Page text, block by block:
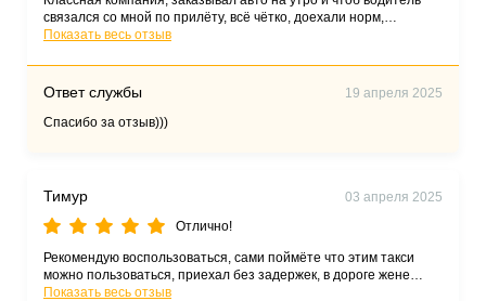
связался со мной по прилёту, всё чётко, доехали норм,
рекомендую
Показать весь отзыв
Ответ службы
19 апреля 2025
Спасибо за отзыв)))
Тимур
03 апреля 2025
Отлично!
Рекомендую воспользоваться, сами поймёте что этим такси
можно пользоваться, приехал без задержек, в дороге жене
плохо стало, таксикоз, водитель остановился, простояли где-то
Показать весь отзыв